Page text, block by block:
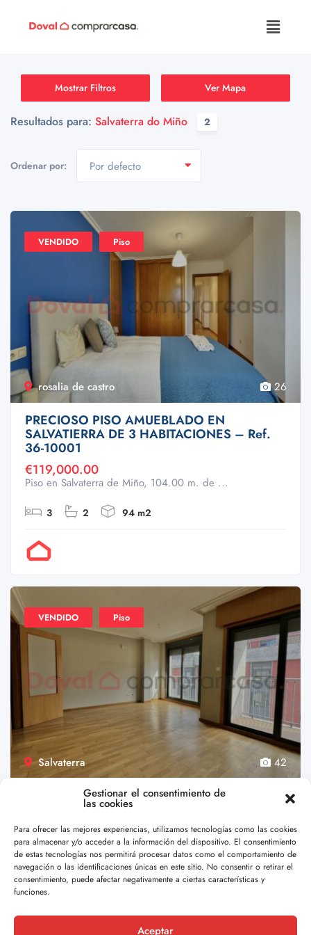
Gestionar el consentimiento de
las cookies
Para ofrecer las mejores experiencias, utilizamos tecnologías como las cookies
para almacenar y/o acceder a la información del dispositivo. El consentimiento
de estas tecnologías nos permitirá procesar datos como el comportamiento de
navegación o las identificaciones únicas en este sitio. No consentir o retirar el
consentimiento, puede afectar negativamente a ciertas características y
funciones.
Aceptar
Mostrar Filtros Ver Mapa
Resultados para: Salvaterra do Miño 2
Ordenar por: Por defecto
rosalia de castro
VENDIDO Piso
26
PRECIOSO PISO AMUEBLADO EN
SALVATIERRA DE 3 HABITACIONES – Ref.
36-10001
€119,000.00
Piso en Salvaterra de Miño, 104.00 m. de ...
3 2 94 m2
Salvaterra
VENDIDO Piso
42
Tu vivienda en el corazón de Salvatierra –
Ref. 36-09979
€99,000.00
¡Bienvenido a tu nuevo hogar en Salvatierra! Esta ...
4 2 112 m2
Por Doval